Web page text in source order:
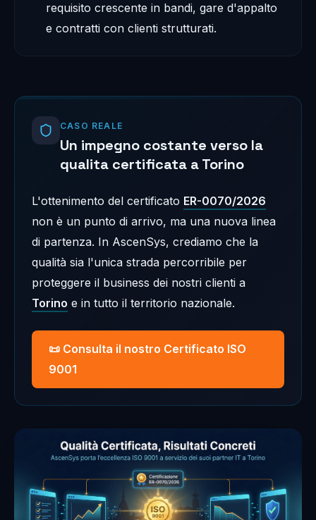
requisito crescente in bandi, gare d'appalto
e contratti con clienti strutturati.
CASO REALE
Un impegno costante verso la
qualita certificata a Torino
L'ottenimento del certificato ER-0070/2026
non è un punto di arrivo, ma una nuova linea
di partenza. In AscenSys, crediamo che la
qualità sia l'unica strada percorribile per
proteggere il business dei nostri clienti a
Torino e in tutto il territorio nazionale.
📜 Consulta il nostro Certificato ISO
9001